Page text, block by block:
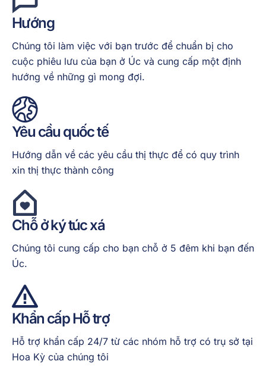
Hướng
Chúng tôi làm việc với bạn trước để chuẩn bị cho
cuộc phiêu lưu của bạn ở Úc và cung cấp một định
hướng về những gì mong đợi.
Yêu cầu quốc tế
Hướng dẫn về các yêu cầu thị thực để có quy trình
xin thị thực thành công
Chỗ ở ký túc xá
Chúng tôi cung cấp cho bạn chỗ ở 5 đêm khi bạn đến
Úc.
Khẩn cấpHỗ trợ
Hỗ trợ khẩn cấp 24/7 từ các nhóm hỗ trợ có trụ sở tại
Hoa Kỳ của chúng tôi